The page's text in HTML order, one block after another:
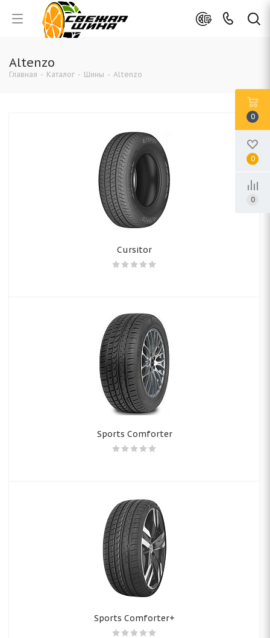
Altenzo
Главная - Каталог - Шины - Altenzo
Cursitor
Sports Comforter
Sports Comforter+
0
0
0